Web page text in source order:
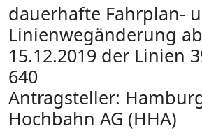
dauerhafte Fahrplan-
Linienwegänderung
15.12.2019 der Linien
640
Antragsteller:
Hochbahn AG (HHA)